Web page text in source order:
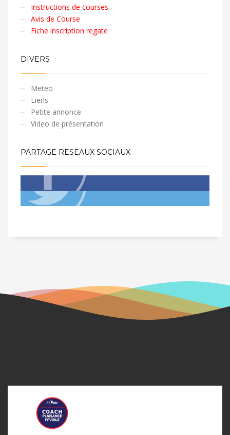
Instructions de courses
Avis de Course
Fiche inscription regate
DIVERS
Meteo
Liens
Petite annonce
Video de présentation
PARTAGE RESEAUX SOCIAUX